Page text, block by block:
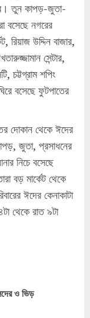
তুন কাপড়-জুতা-
বসেছে নগরের
উদ্দিন বাজার,
সেন্টার,
চট্টগ্রাম শপিং
বসেছে ফুটপাতের
দোকান থেকে ঈদের
জুতা, প্রসাধনের
নিচে বসেছে
বড় মার্কেট থেকে
ঈদের কেনাকাটা
থেকে রাত ৯টা
ও ভিড়